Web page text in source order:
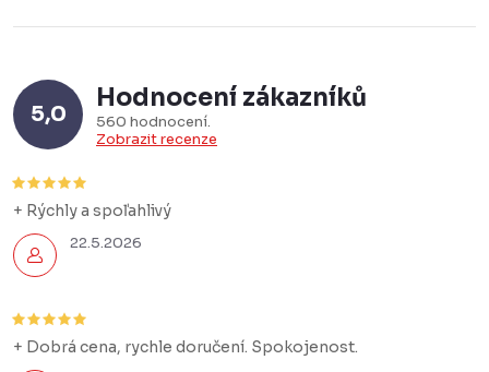
5,0
Hodnocení zákazníků
560 hodnocení
Zobrazit recenze
22.5.2026
+ Rýchly a spoľahlivý
+ Dobrá cena, rychle doručení. Spokojenost.